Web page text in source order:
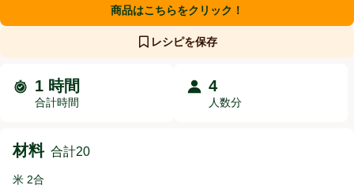
商品はこちらをクリック！
レシピを保存
時間と人数分
1 時間
合計時間
4
人数分
材料 合計20
米 2合